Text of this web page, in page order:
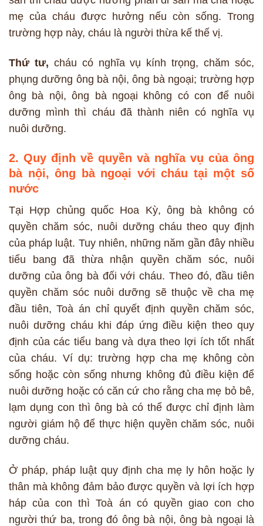
mẹ của cháu được hưởng nếu còn sống. Trong
trường hợp này, cháu là người thừa kế thế vị.
Thứ tư, cháu có nghĩa vụ kính trọng, chăm sóc,
phụng dưỡng ông bà nội, ông bà ngoại; trường hợp
ông bà nội, ông bà ngoại không có con để nuôi
dưỡng mình thì cháu đã thành niên có nghĩa vụ
nuôi dưỡng.
2. Quy định về quyền và nghĩa vụ của ông
bà nội, ông bà ngoại với cháu tại một số
nước
Tại Hợp chủng quốc Hoa Kỳ, ông bà không có
quyền chăm sóc, nuôi dưỡng cháu theo quy định
của pháp luật. Tuy nhiên, những năm gần đây nhiều
tiểu bang đã thừa nhận quyền chăm sóc, nuôi
dưỡng của ông bà đối với cháu. Theo đó, đầu tiên
quyền chăm sóc nuôi dưỡng sẽ thuộc về cha mẹ
đầu tiên, Toà án chỉ quyết định quyền chăm sóc,
nuôi dưỡng cháu khi đáp ứng điều kiện theo quy
định của các tiểu bang và dựa theo lợi ích tốt nhất
của cháu. Ví dụ: trường hợp cha mẹ không còn
sống hoặc còn sống nhưng không đủ điều kiện để
nuôi dưỡng hoặc có căn cứ cho rằng cha mẹ bỏ bê,
lạm dụng con thì ông bà có thể được chỉ định làm
người giám hộ để thực hiện quyền chăm sóc, nuôi
dưỡng cháu.
Ở pháp, pháp luật quy định cha mẹ ly hôn hoặc ly
thân mà không đảm bảo được quyền và lợi ích hợp
háp của con thì Toà án có quyền giao con cho
người thứ ba, trong đó ông bà nội, ông bà ngoại là